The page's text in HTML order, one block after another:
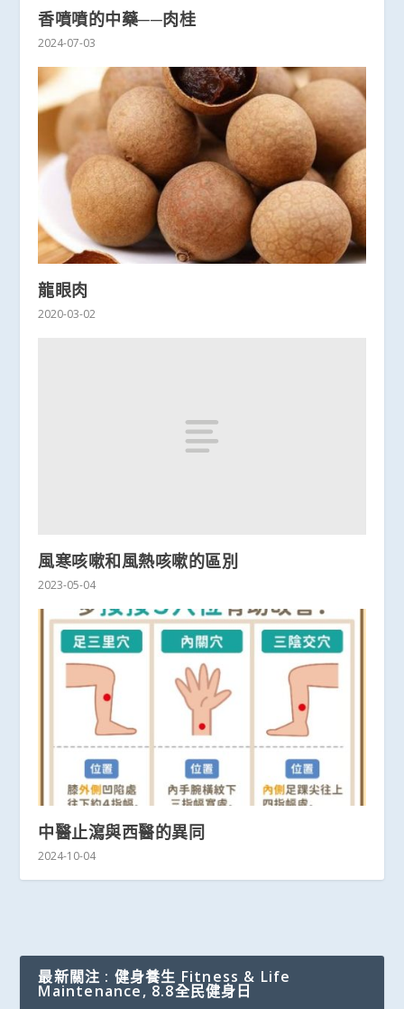
香噴噴的中藥──肉桂
2024-07-03
龍眼肉
2020-03-02
風寒咳嗽和風熱咳嗽的區別
2023-05-04
中醫止瀉與西醫的異同
2024-10-04
最新關注 : 健身養生 Fitness & Life
Maintenance, 8.8全民健身日